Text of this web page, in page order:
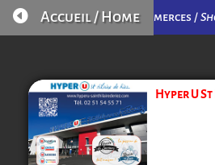
Commerces /
 Accueil / Home
Hyper U